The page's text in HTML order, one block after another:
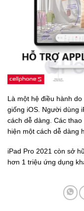
Là một hệ điều hành
giống iOS. Người dùng
cách dễ dàng. Các
hiện một cách dễ dàng
iPad Pro 2021 còn sở
hơn 1 triệu ứng dụng